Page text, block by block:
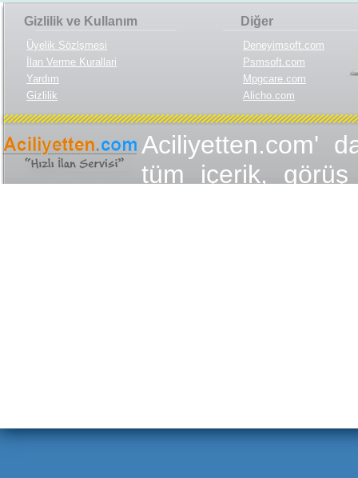
Gizlilik ve Kullanım
Üyelik Sözlşmesi
İlan Verme Kurallari
Yardım
Gizlilik
Diğer
Deneyimsoft.com
Psmsoft.com
Mpgcare.com
Alicho.com
Aciliyetten.com'
tüm içerik,